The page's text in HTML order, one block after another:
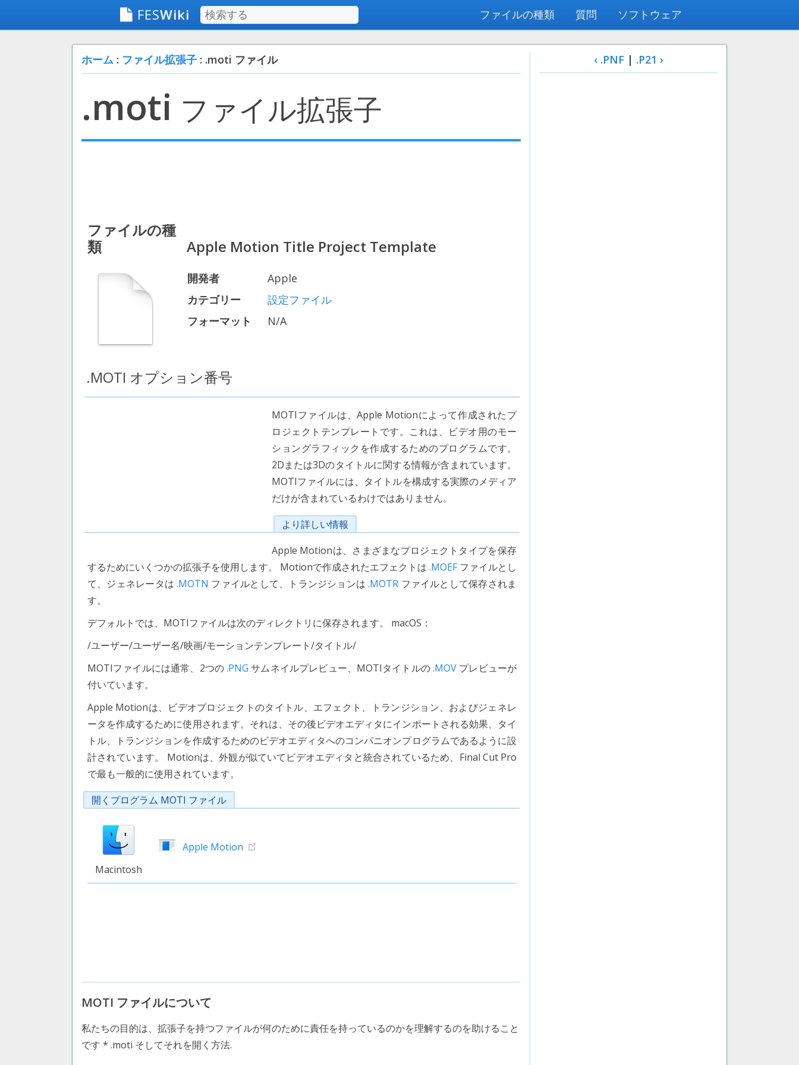
FESWiki ファイルの種類 質問 ソフトウェア
ホーム : ファイル拡張子 : .moti ファイル
.moti ファイル拡張子
ファイルの種
類
Apple Motion Title Project Template
開発者
Apple
カテゴリー
設定ファイル
フォーマット
N/A
.MOTI オプション番号
MOTIファイルは、Apple Motionによって作成されたプ
ロジェクトテンプレートです。これは、ビデオ用のモー
ショングラフィックを作成するためのプログラムです。
2Dまたは3Dのタイトルに関する情報が含まれています。
MOTIファイルには、タイトルを構成する実際のメディア
だけが含まれているわけではありません。
より詳しい情報
Apple Motionは、さまざまなプロジェクトタイプを保存
するためにいくつかの拡張子を使用します。 Motionで作成されたエフェクトは .MOEFファイルとし
て、ジェネレータは.MOTN ファイルとして、トランジションは.MOTR ファイルとして保存されま
す。
デフォルトでは、MOTIファイルは次のディレクトリに保存されます。 macOS：
/ユーザー/ユーザー名/映画/モーションテンプレート/タイトル/
MOTIファイルには通常、2つの.PNG サムネイルプレビュー、MOTIタイトルの.MOV プレビューが
付いています。
Apple Motionは、ビデオプロジェクトのタイトル、エフェクト、トランジション、およびジェネレ
ータを作成するために使用されます。それは、その後ビデオエディタにインポートされる効果、タイ
トル、トランジションを作成するためのビデオエディタへのコンパニオンプログラムであるように設
計されています。 Motionは、外観が似ていてビデオエディタと統合されているため、Final Cut Pro
で最も一般的に使用されています。
開くプログラム MOTI ファイル
Macintosh
Apple Motion
MOTI ファイルについて
私たちの目的は、拡張子を持つファイルが何のために責任を持っているのかを理解するのを助けること
です * .moti そしてそれを開く方法.
‹ .PNF| .P21 ›